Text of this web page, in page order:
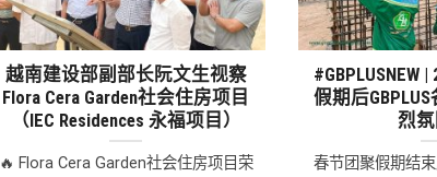
越南建设部副部长阮文生视察
Flora Cera Garden社会住房项目
（IEC Residences 永福项目）
🔥 Flora Cera Garden社会住房项目荣
#GBPLUSNEW
假期后
烈
春节团聚假期结